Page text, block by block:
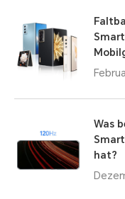
Was
hat?